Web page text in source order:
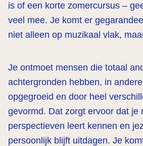
is of een korte zomercursus –
veel mee. Je komt er
niet alleen op muzikaal vlak,
Je ontmoet mensen die totaal
achtergronden hebben, in
opgegroeid en door heel
gevormd. Dat zorgt ervoor dat je
perspectieven leert kennen en
persoonlijk blijft uitdagen. Je